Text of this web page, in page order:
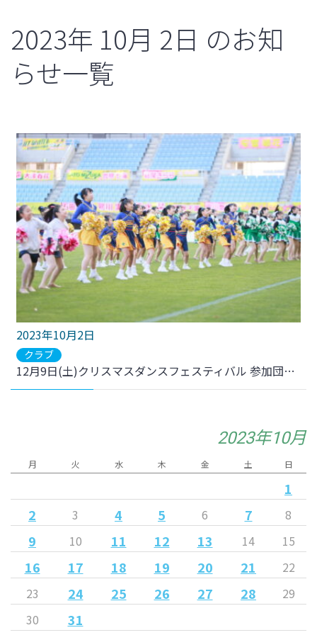
2023年 10月 2日 のお知
らせ一覧
2023年10月2日
クラブ
12月9日(土)クリスマスダンスフェスティバル 参加団体募集のお知らせ
2023年10月
月 火 水 木 金 土 日
1
2
3 4 5 6 7 8
9 10 11 12 13 14 15
16 17 18 19 20 21
22
23
24 25 26 27 28
29
30
31